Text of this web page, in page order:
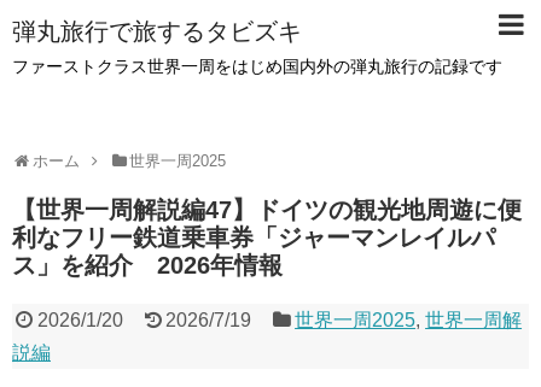
弾丸旅行で旅するタビズキ
ファーストクラス世界一周をはじめ国内外の弾丸旅行の記録です
ホーム 世界一周2025
【世界一周解説編47】ドイツの観光地周遊に便
利なフリー鉄道乗車券「ジャーマンレイルパ
ス」を紹介 2026年情報
2026/1/20 2026/7/19 世界一周2025,世界一周解
説編